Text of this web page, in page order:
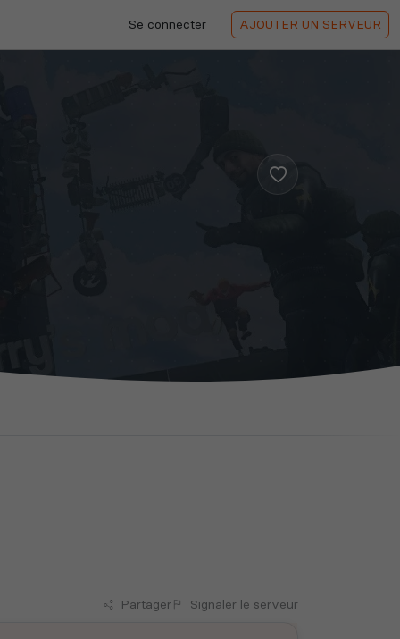
Se connecter AJOUTER UN SERVEUR
Partager Signaler le serveur